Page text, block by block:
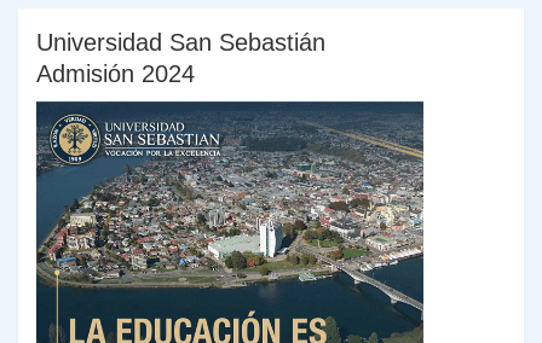
Universidad San Sebastián
Admisión 2024